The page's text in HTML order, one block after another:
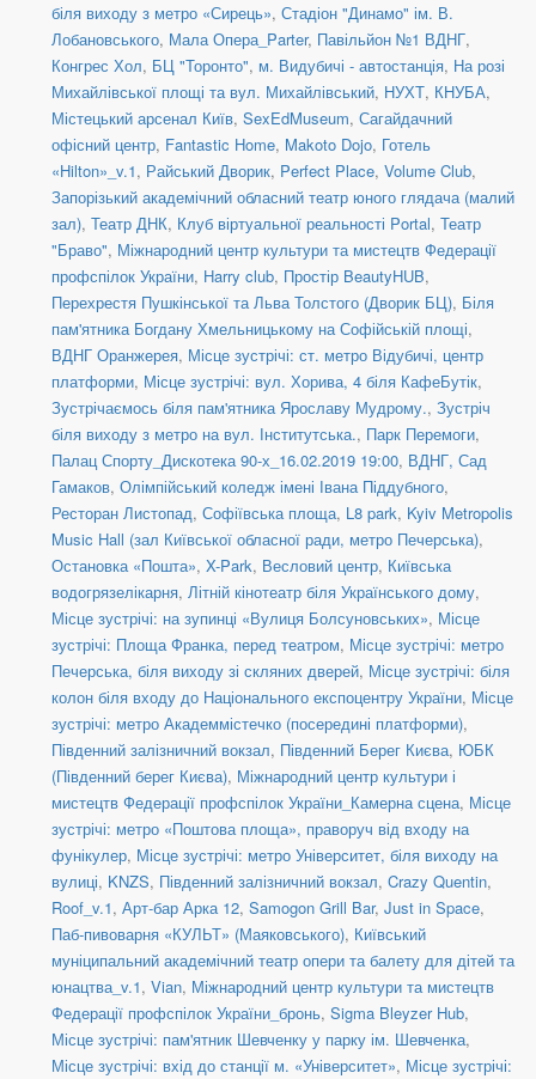
біля виходу з метро «Сирець», Стадіон "Динамо" ім. В.
Лобановського, Мала Опера_Parter, Павільйон №1 ВДНГ,
Конгрес Хол, БЦ "Торонто", м. Видубичі - автостанція, На розі
Михайлівської площі та вул. Михайлівський, НУХТ, КНУБА,
Містецький арсенал Київ, SexEdMuseum, Сагайдачний
офісний центр, Fantastic Home, Makoto Dojo, Готель
«Hilton»_v.1, Райський Дворик, Perfect Place, Volume Club,
Запорізький академічний обласний театр юного глядача (малий
зал), Театр ДНК, Клуб віртуальної реальності Portal, Театр
"Браво", Міжнародний центр культури та мистецтв Федерації
профспілок України, Harry club, Простір BeautyHUB,
Перехрестя Пушкінської та Льва Толстого (Дворик БЦ), Біля
пам'ятника Богдану Хмельницькому на Софійській площі,
ВДНГ Оранжерея, Місце зустрічі: ст. метро Відубичі, центр
платформи, Місце зустрічі: вул. Хорива, 4 біля КафеБутік,
Зустрічаємось біля пам'ятника Ярославу Мудрому., Зустріч
біля виходу з метро на вул. Інститутська., Парк Перемоги,
Палац Спорту_Дискотека 90-х_16.02.2019 19:00, ВДНГ, Сад
Гамаков, Олімпійський коледж імені Івана Піддубного,
Ресторан Листопад, Софіївська площа, L8 park, Kyiv Metropolis
Music Hall (зал Київської обласної ради, метро Печерська),
Остановка «Пошта», X-Park, Весловий центр, Київська
водогрязелікарня, Літній кінотеатр біля Українського дому,
Місце зустрічі: на зупинці «Вулиця Болсуновських», Місце
зустрічі: Площа Франка, перед театром, Місце зустрічі: метро
Печерська, біля виходу зі скляних дверей, Місце зустрічі: біля
колон біля входу до Національного експоцентру України, Місце
зустрічі: метро Академмістечко (посередині платформи),
Південний залізничний вокзал, Південний Берег Києва, ЮБК
(Південний берег Києва), Міжнародний центр культури і
мистецтв Федерації профспілок України_Камерна сцена, Місце
зустрічі: метро «Поштова площа», праворуч від входу на
фунікулер, Місце зустрічі: метро Університет, біля виходу на
вулиці, KNZS, Південний залізничний вокзал, Crazy Quentin,
Roof_v.1, Арт-бар Арка 12, Samogon Grill Bar, Just in Space,
Паб-пивоварня «КУЛЬТ» (Маяковського), Київський
муніципальний академічний театр опери та балету для дітей та
юнацтва_v.1, Vian, Міжнародний центр культури та мистецтв
Федерації профспілок України_бронь, Sigma Bleyzer Hub,
Місце зустрічі: пам'ятник Шевченку у парку ім. Шевченка,
Місце зустрічі: вхід до станції м. «Університет», Місце зустрічі: